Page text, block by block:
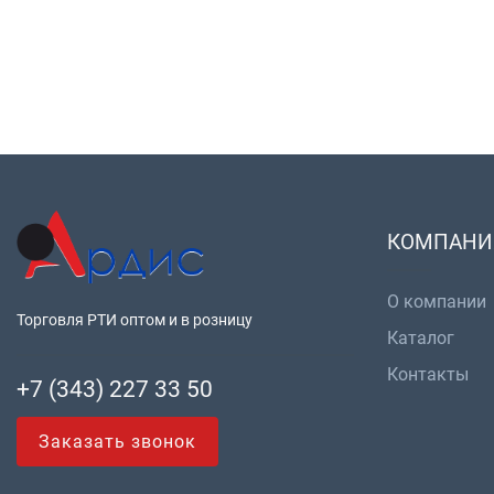
Торговля РТИ оптом и в розницу
+7 (343) 227 33 50
Заказать звонок
О компании
Каталог
Контакты